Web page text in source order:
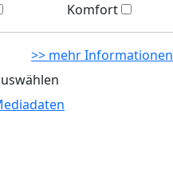
Komfort
>> mehr Informationen